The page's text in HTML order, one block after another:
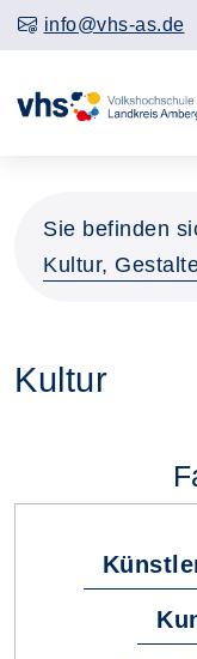
info@vhs-as.de
Sie befinden
Kultur,
Kultur